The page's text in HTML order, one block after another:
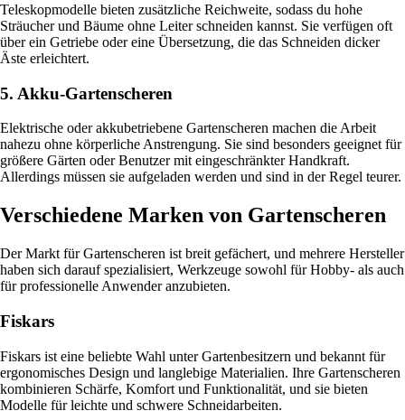
Teleskopmodelle bieten zusätzliche Reichweite, sodass du hohe
Sträucher und Bäume ohne Leiter schneiden kannst. Sie verfügen oft
über ein Getriebe oder eine Übersetzung, die das Schneiden dicker
Äste erleichtert.
5. Akku-Gartenscheren
Elektrische oder akkubetriebene Gartenscheren machen die Arbeit
nahezu ohne körperliche Anstrengung. Sie sind besonders geeignet für
größere Gärten oder Benutzer mit eingeschränkter Handkraft.
Allerdings müssen sie aufgeladen werden und sind in der Regel teurer.
Verschiedene Marken von Gartenscheren
Der Markt für Gartenscheren ist breit gefächert, und mehrere Hersteller
haben sich darauf spezialisiert, Werkzeuge sowohl für Hobby- als auch
für professionelle Anwender anzubieten.
Fiskars
Fiskars ist eine beliebte Wahl unter Gartenbesitzern und bekannt für
ergonomisches Design und langlebige Materialien. Ihre Gartenscheren
kombinieren Schärfe, Komfort und Funktionalität, und sie bieten
Modelle für leichte und schwere Schneidarbeiten.